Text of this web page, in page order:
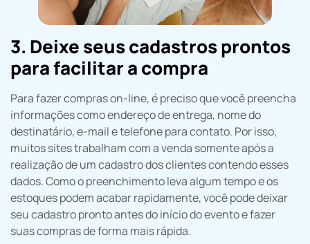
3. Deixe seus cadastros prontos
para facilitar a compra
Para fazer compras on-line, é preciso que você preencha
informações como endereço de entrega, nome do
destinatário, e-mail e telefone para contato. Por isso,
muitos sites trabalham com a venda somente após a
realização de um cadastro dos clientes contendo esses
dados. Como o preenchimento leva algum tempo e os
estoques podem acabar rapidamente, você pode deixar
seu cadastro pronto antes do início do evento e fazer
suas compras de forma mais rápida.